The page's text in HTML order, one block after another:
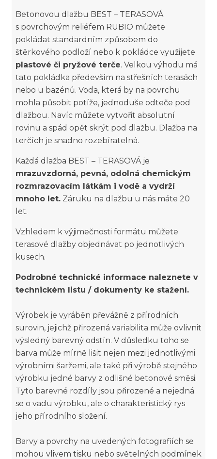
Betonovou dlažbu BEST – TERASOVÁ
s povrchovým reliéfem RUBIO můžete
pokládat standardním způsobem do
štěrkového podloží nebo k pokládce využijete
plastové či pryžové terče. Velkou výhodu má
tato pokládka především na střešních terasách
nebo u bazénů. Voda, která by na povrchu
mohla působit potíže, jednoduše odteče pod
dlažbou. Navíc můžete vytvořit absolutní
rovinu a spád opět skrýt pod dlažbu. Dlažba na
terčích je snadno rozebíratelná.
Každá dlažba BEST – TERASOVÁ je
mrazuvzdorná, pevná, odolná chemickým
rozmrazovacím látkám i vodě a vydrží
mnoho let. Záruku na dlažbu u nás máte 20
let.
Vzhledem k výjimečnosti formátu můžete
terasové dlažby objednávat po jednotlivých
kusech.
Podrobné technické informace naleznete v
technickém listu / dokumenty ke stažení.
Výrobek je vyráběn převážně z přírodních
surovin, jejichž přirozená variabilita může ovlivnit
výsledný barevný odstín. V důsledku toho se
barva může mírně lišit nejen mezi jednotlivými
výrobními šaržemi, ale také při výrobě stejného
výrobku jedné barvy z odlišné betonové směsi.
Tyto barevné rozdíly jsou přirozené a nejedná
se o vadu výrobku, ale o charakteristický rys
jeho přírodního složení.
Barvy a povrchy na uvedených fotografiích se
mohou vlivem tisku nebo světelných podmínek